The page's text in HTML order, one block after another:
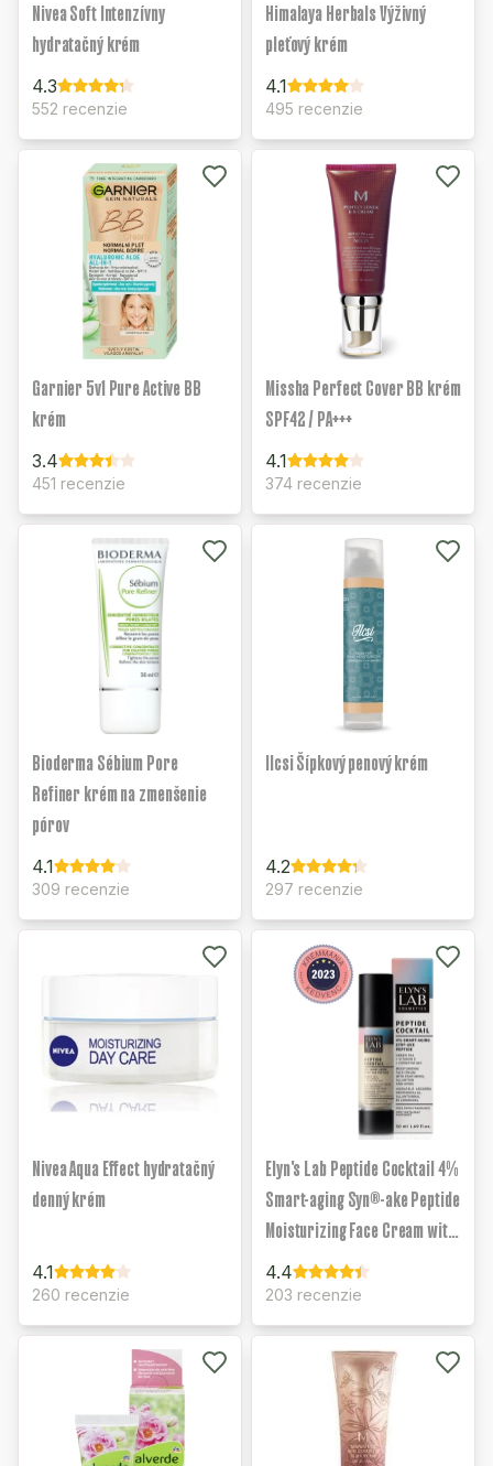
Nivea Soft Intenzívny
hydratačný krém
4.3
552 recenzie
Himalaya Herbals Výživný
pleťový krém
4.1
495 recenzie
Garnier 5v1 Pure Active BB
krém
3.4
451 recenzie
Missha Perfect Cover BB krém
SPF42 / PA+++
4.1
374 recenzie
Bioderma Sébium Pore
Refiner krém na zmenšenie
pórov
4.1
309 recenzie
Ilcsi Šípkový penový krém
4.2
297 recenzie
Nivea Aqua Effect hydratačný
denný krém
4.1
260 recenzie
Elyn's Lab Peptide Cocktail 4%
Smart-aging Syn®-ake Peptide
Moisturizing Face Cream with
Antioxidants
4.4
203 recenzie